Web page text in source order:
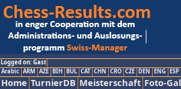
Logged on: Gast
Arabic ARM AZE BIH BUL CAT CHN CRO CZE DEN ENG ESP
Home TurnierDB Meisterschaft Foto-